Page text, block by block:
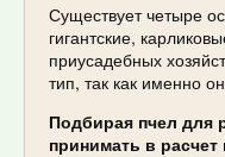
Существует четыре
гигантские,
приусадебных
тип, так как именно
Подбирая пчел для
принимать в